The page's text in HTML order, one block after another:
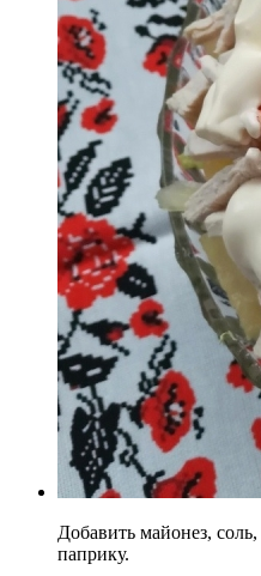
Добавить майонез,
паприку.